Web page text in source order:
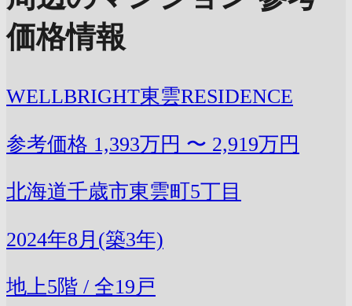
価格情報
WELLBRIGHT東雲RESIDENCE
参考価格 1,393万円 〜 2,919万円
北海道千歳市東雲町5丁目
2024年8月(築3年)
地上5階 / 全19戸